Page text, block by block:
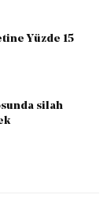
Yüzde 15
silah